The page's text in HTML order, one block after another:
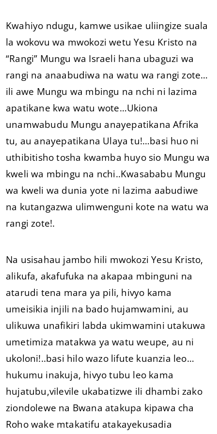
Kwahiyo ndugu, kamwe usikae uliingize suala
la wokovu wa mwokozi wetu Yesu Kristo na
“Rangi” Mungu wa Israeli hana ubaguzi wa
rangi na anaabudiwa na watu wa rangi zote…
ili awe Mungu wa mbingu na nchi ni lazima
apatikane kwa watu wote…Ukiona
unamwabudu Mungu anayepatikana Afrika
tu, au anayepatikana Ulaya tu!…basi huo ni
uthibitisho tosha kwamba huyo sio Mungu wa
kweli wa mbingu na nchi..Kwasababu Mungu
wa kweli wa dunia yote ni lazima aabudiwe
na kutangazwa ulimwenguni kote na watu wa
rangi zote!.
Na usisahau jambo hili mwokozi Yesu Kristo,
alikufa, akafufuka na akapaa mbinguni na
atarudi tena mara ya pili, hivyo kama
umeisikia injili na bado hujamwamini, au
ulikuwa unafikiri labda ukimwamini utakuwa
umetimiza matakwa ya watu weupe, au ni
ukoloni!..basi hilo wazo lifute kuanzia leo…
hukumu inakuja, hivyo tubu leo kama
hujatubu,vilevile ukabatizwe ili dhambi zako
ziondolewe na Bwana atakupa kipawa cha
Roho wake mtakatifu atakayekusadia